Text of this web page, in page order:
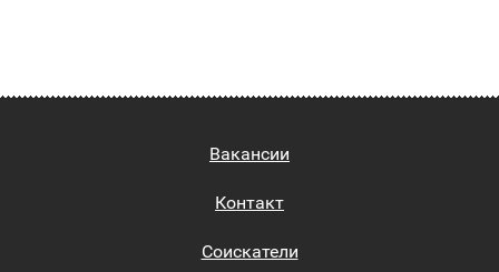
Вакансии
Контакт
Соискатели